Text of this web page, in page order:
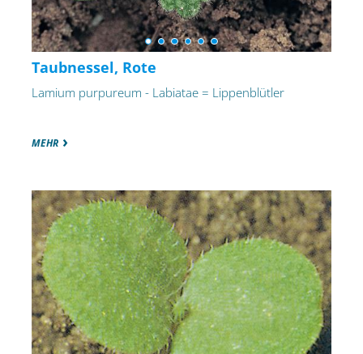
Taubnessel, Rote
Lamium purpureum - Labiatae = Lippenblütler
MEHR